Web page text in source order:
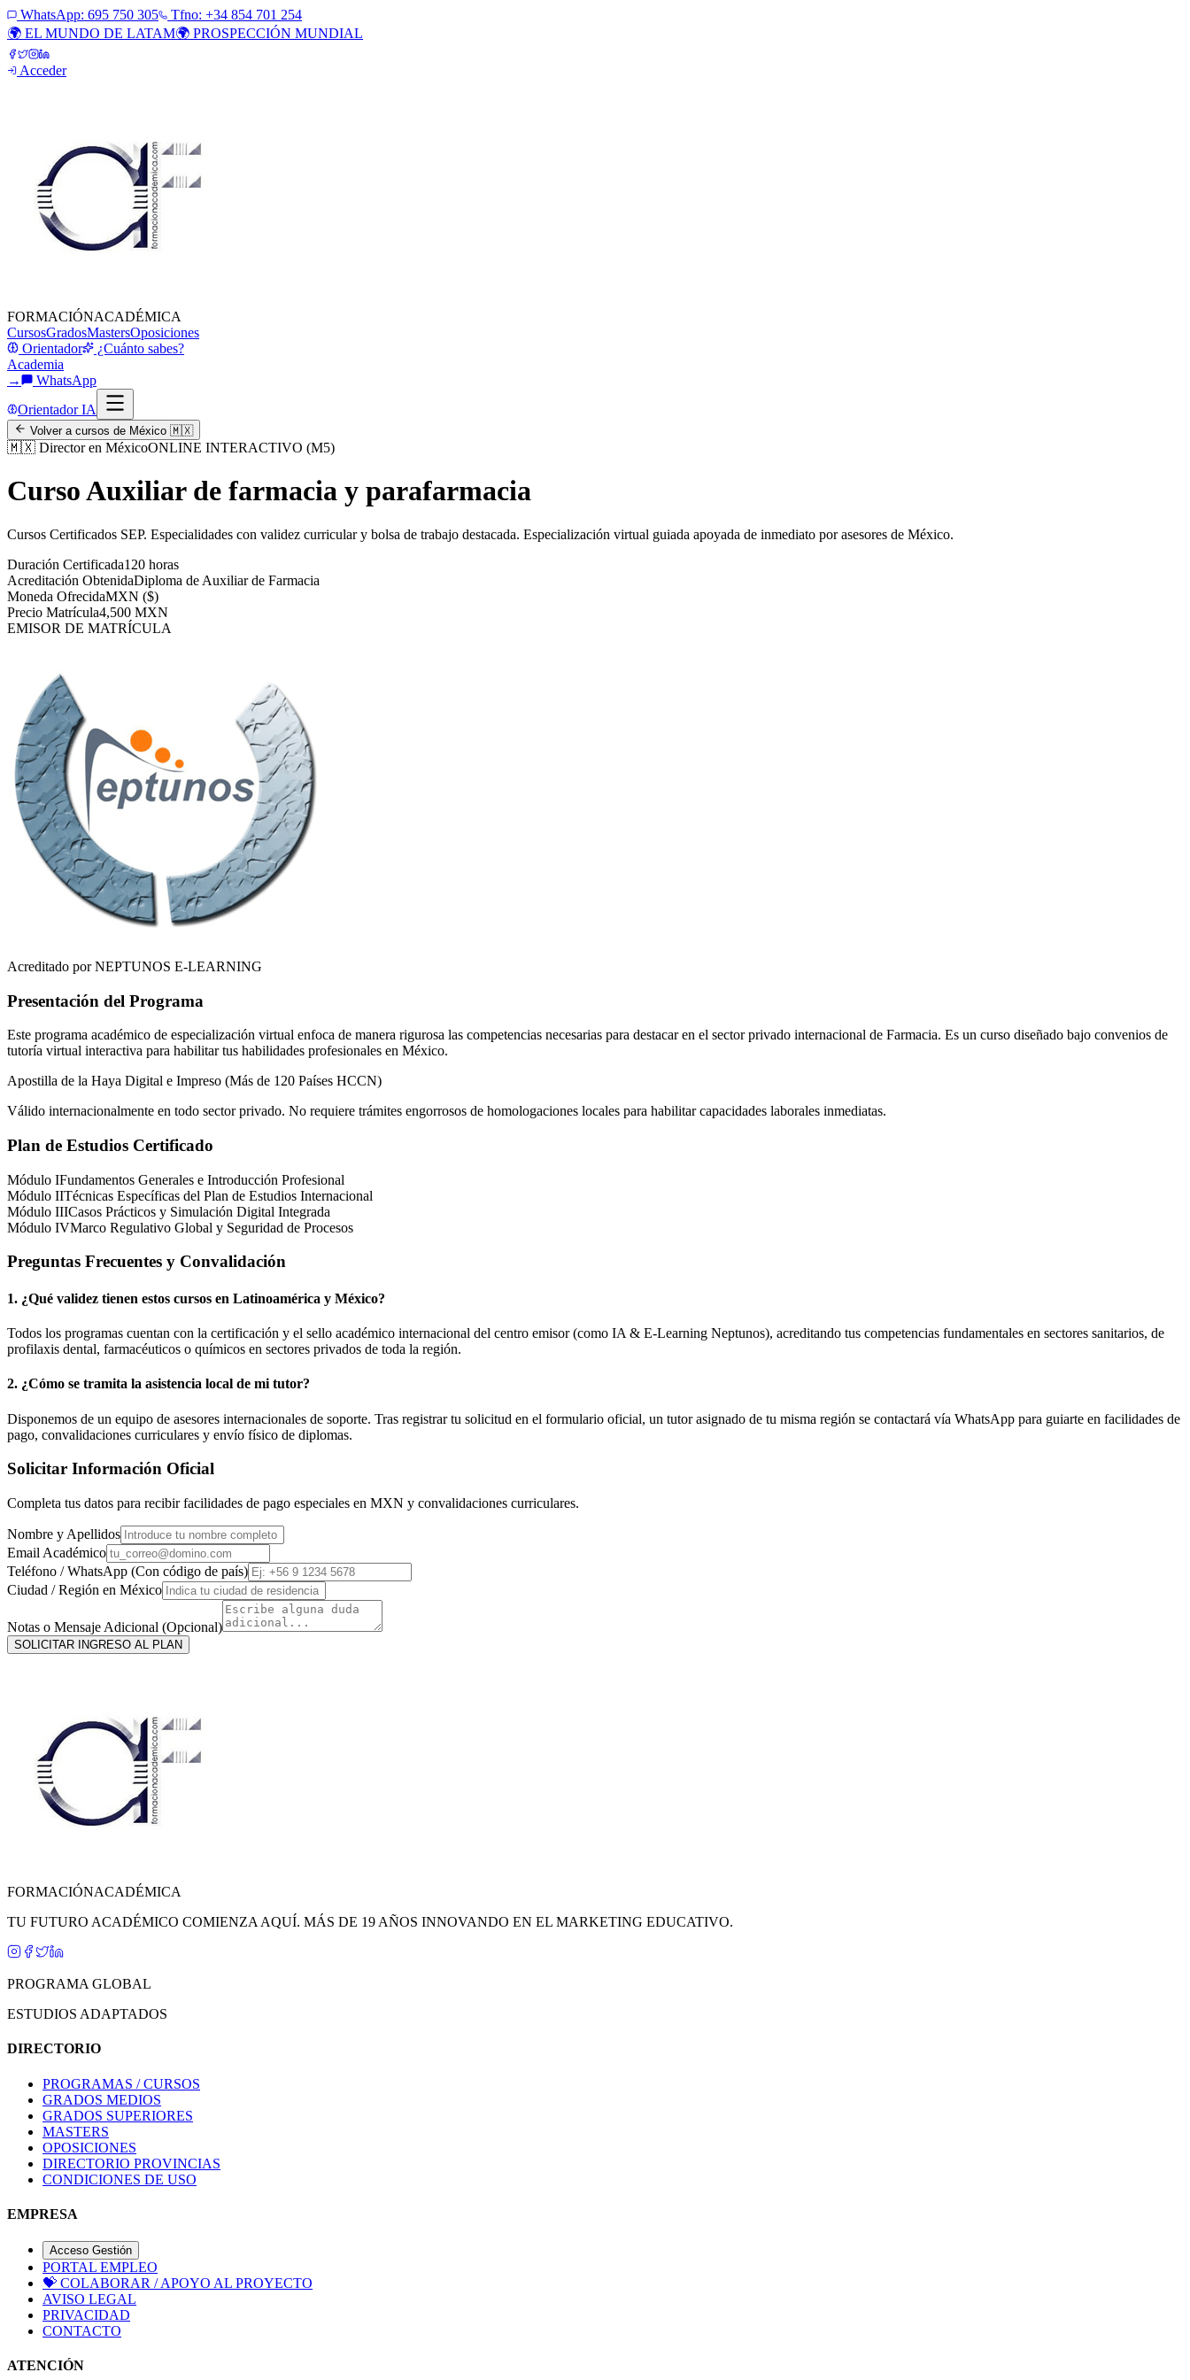
WhatsApp: 695 750 305
Tfno: +34 854 701 254
🌍 EL MUNDO DE LATAM🌍 PROSPECCIÓN MUNDIAL
Acceder
FORMACIÓNACADÉMICA
CursosGradosMastersOposiciones
Orientador
¿Cuánto sabes?
Academia
→
WhatsApp
Orientador IA
Volver a cursos de México 🇲🇽
🇲🇽 Director en MéxicoONLINE INTERACTIVO (M5)
Curso Auxiliar de farmacia y parafarmacia
Cursos Certificados SEP. Especialidades con validez curricular y bolsa de trabajo destacada. Especialización virtual guiada apoyada de inmediato por asesores de México.
Duración Certificada120 horas
Acreditación ObtenidaDiploma de Auxiliar de Farmacia
Moneda OfrecidaMXN ($)
Precio Matrícula4,500 MXN
EMISOR DE MATRÍCULA
Acreditado por NEPTUNOS E-LEARNING
Presentación del Programa
Este programa académico de especialización virtual enfoca de manera rigurosa las competencias necesarias para destacar en el sector privado internacional de Farmacia. Es un curso diseñado bajo convenios de
tutoría virtual interactiva para habilitar tus habilidades profesionales en México.
Apostilla de la Haya Digital e Impreso (Más de 120 Países HCCN)
Válido internacionalmente en todo sector privado. No requiere trámites engorrosos de homologaciones locales para habilitar capacidades laborales inmediatas.
Plan de Estudios Certificado
Módulo IFundamentos Generales e Introducción Profesional
Módulo IITécnicas Específicas del Plan de Estudios Internacional
Módulo IIICasos Prácticos y Simulación Digital Integrada
Módulo IVMarco Regulativo Global y Seguridad de Procesos
Preguntas Frecuentes y Convalidación
1. ¿Qué validez tienen estos cursos en Latinoamérica y México?
Todos los programas cuentan con la certificación y el sello académico internacional del centro emisor (como IA & E-Learning Neptunos), acreditando tus competencias fundamentales en sectores sanitarios, de
profilaxis dental, farmacéuticos o químicos en sectores privados de toda la región.
2. ¿Cómo se tramita la asistencia local de mi tutor?
Disponemos de un equipo de asesores internacionales de soporte. Tras registrar tu solicitud en el formulario oficial, un tutor asignado de tu misma región se contactará vía WhatsApp para guiarte en facilidades de
pago, convalidaciones curriculares y envío físico de diplomas.
Solicitar Información Oficial
Completa tus datos para recibir facilidades de pago especiales en MXN y convalidaciones curriculares.
Nombre y Apellidos
Email Académico
Teléfono / WhatsApp (Con código de país)
Ciudad / Región en México
Notas o Mensaje Adicional (Opcional)
SOLICITAR INGRESO AL PLAN
FORMACIÓNACADÉMICA
TU FUTURO ACADÉMICO COMIENZA AQUÍ. MÁS DE 19 AÑOS INNOVANDO EN EL MARKETING EDUCATIVO.
PROGRAMA GLOBAL
ESTUDIOS ADAPTADOS
DIRECTORIO
PROGRAMAS / CURSOS
GRADOS MEDIOS
GRADOS SUPERIORES
MASTERS
OPOSICIONES
DIRECTORIO PROVINCIAS
CONDICIONES DE USO
EMPRESA
Acceso Gestión
PORTAL EMPLEO
💝 COLABORAR / APOYO AL PROYECTO
AVISO LEGAL
PRIVACIDAD
CONTACTO
ATENCIÓN